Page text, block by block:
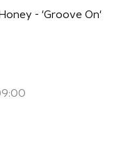
- 'Groove On'